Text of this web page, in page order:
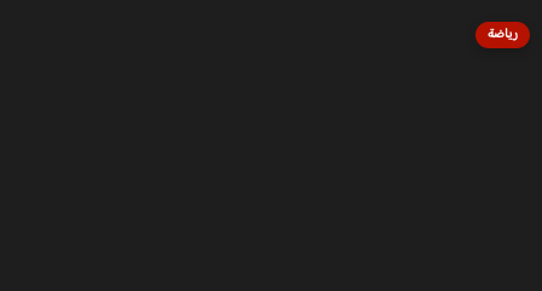
رياضة